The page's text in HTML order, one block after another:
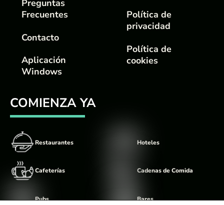
Preguntas
Frecuentes
Contacto
Aplicación
Windows
Política de
privacidad
Política de
cookies
COMIENZA YA
Restaurantes
Cafeterías
Pubs
Hoteles
Cadenas de Comida
Bares